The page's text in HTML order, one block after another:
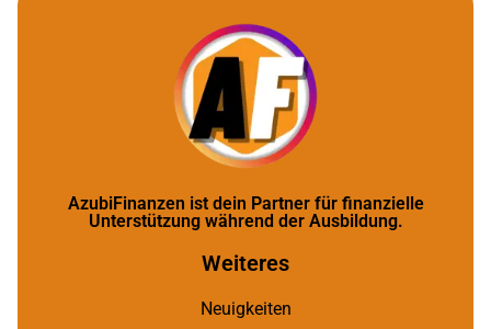
AzubiFinanzen ist dein Partner für finanzielle
Unterstützung während der Ausbildung.
Weiteres
Neuigkeiten